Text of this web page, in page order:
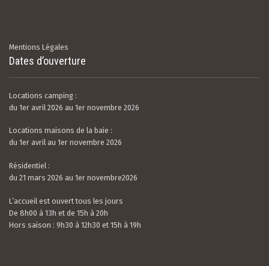
Mentions Légales
Dates d’ouverture
Locations camping :
du 1er avril 2026 au 1er novembre 2026
Locations maisons de la baie :
du 1er avril au 1er novembre 2026
Résidentiel :
du 21 mars 2026 au 1er novembre2026
L’accueil est ouvert tous les jours
De 8h00 à 13h et de 15h à 20h
Hors saison : 9h30 à 12h30 et 15h à 19h